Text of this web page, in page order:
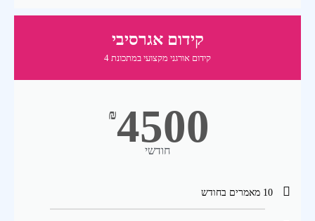
קידום אגרסיבי
קידום אורגני מקצועי במתכונת 4
₪4500
חודשי
10 מאמרים בחודש